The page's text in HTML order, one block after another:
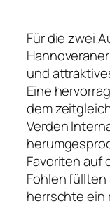
Für die zwei
und
Eine
dem
Verden
Favoriten auf
Fohlen
herrschte ein